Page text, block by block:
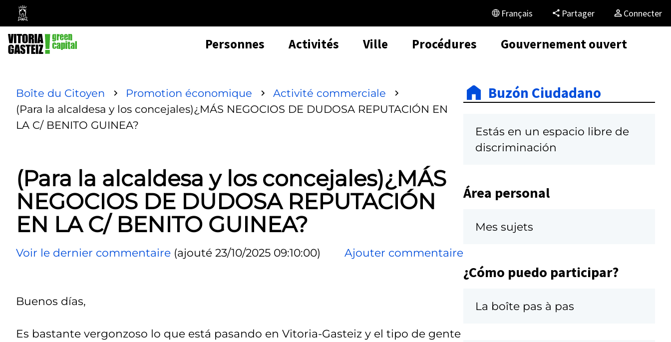
Mairie
de
Vitoria-
Gasteiz
Français Partager Connecter
Personnes Activités Ville Procédures Gouvernement ouvert
Boîte du Citoyen Promotion économique
Activité commerciale
(Para la alcaldesa y los concejales)¿MÁS NEGOCIOS DE DUDOSA REPUTACIÓN EN
LA C/ BENITO GUINEA?
(Para la alcaldesa y los concejales)¿MÁS
NEGOCIOS DE DUDOSA REPUTACIÓN
EN LA C/ BENITO GUINEA?
Voir le dernier commentaire (ajouté 23/10/2025 09:10:00) Ajouter commentaire
Buenos días,
Es bastante vergonzoso lo que está pasando en Vitoria-Gasteiz y el tipo de gente
Buzón Ciudadano
Estás en un espacio libre de
discriminación
Área personal
Mes sujets
¿Cómo puedo participar?
La boîte pas à pas